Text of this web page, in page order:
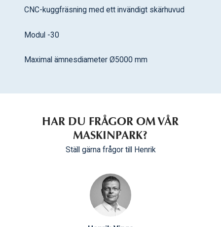
CNC-kuggfräsning med ett invändigt skärhuvud
Modul -30
Maximal ämnesdiameter Ø5000 mm
HAR DU FRÅGOR OM VÅR
MASKINPARK?
Ställ gärna frågor till Henrik